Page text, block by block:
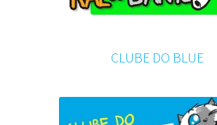
CLUBE DO BLUE